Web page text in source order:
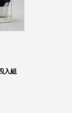
入組